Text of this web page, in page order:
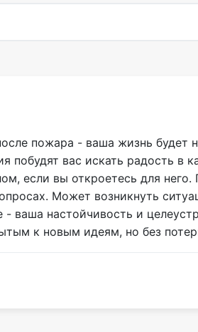
пожара - ваша жизнь
вас искать радость в
если вы откроетесь для
Может возникнуть
ваша настойчивость и
к новым идеям, но без